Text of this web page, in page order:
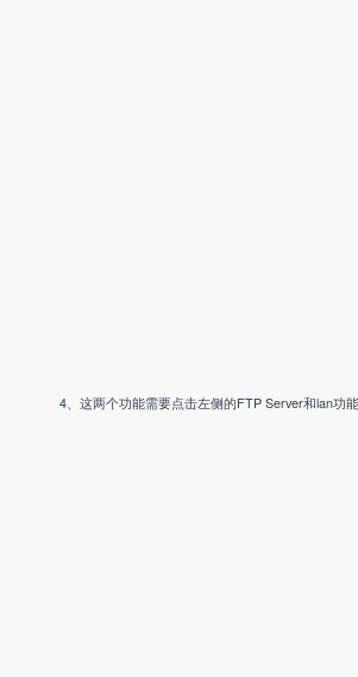
4、这两个功能需要点击左侧的FTP Server和lan功